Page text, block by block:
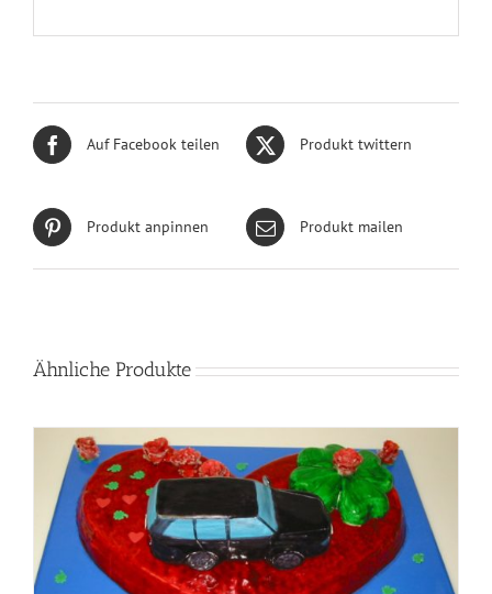
Auf Facebook teilen Produkt twittern
Produkt anpinnen Produkt mailen
Ähnliche Produkte